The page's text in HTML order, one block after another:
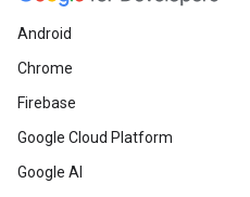
Android
Chrome
Firebase
Google Cloud Platform
Google AI